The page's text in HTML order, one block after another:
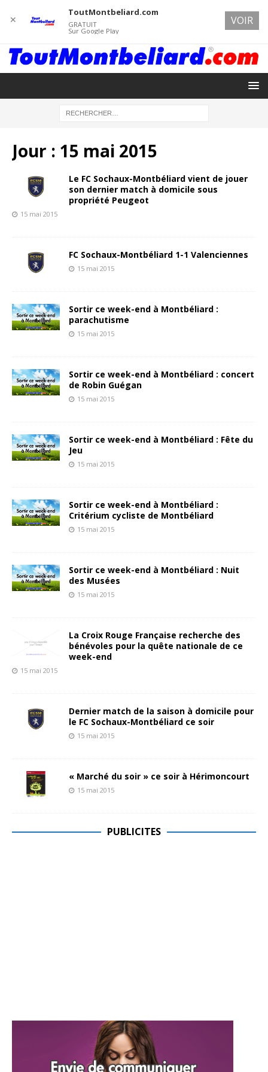
Jour : 15 mai 2015
Le FC Sochaux-Montbé liard vient de jouer
son dernier match à domicile sous
propriété Peugeot
15 mai 2015
FC Sochaux-Montbéliard 1-1 Valenciennes
15 mai 2015
Sortir ce week-end à Montbéliard :
parachutisme
15 mai 2015
Sortir ce week-end à Montbéliard : concert
de Robin Guégan
15 mai 2015
Sortir ce week-end à Montbéliard : Fête du
Jeu
15 mai 2015
Sortir ce week-end à Montbéliard :
Critérium cycliste de Montbéliard
15 mai 2015
Sortir ce week-end à Montbéliard : Nuit
des Musées
15 mai 2015
La Croix Rouge Française recherche des
bénévoles pour la quête nationale de ce
week-end
15 mai 2015
Dernier match de la saison à domicile pour
le FC Sochaux-Montbéliard ce soir
15 mai 2015
« Marché du soir » ce soir à Hérimoncourt
15 mai 2015
PUBLICITES
✕
ToutMontbeliard.com
GRATUIT
Sur Google Play
VOIR